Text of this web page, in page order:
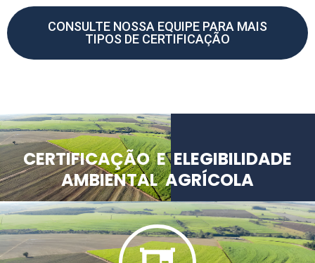
CONSULTE NOSSA EQUIPE PARA MAIS
TIPOS DE CERTIFICAÇÃO
CERTIFICAÇÃO E ELEGIBILIDADE
AMBIENTAL AGRÍCOLA